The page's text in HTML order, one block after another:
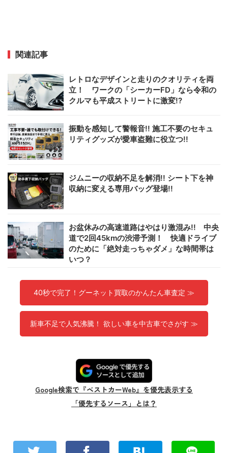
関連記事
レトロなデザインと走りのクオリティを両
立！ ワークの「シーカーFD」なら令和の
クルマも平成ストリートに激変!?
振動を感知して警報音!! 施工不要のセキュ
リティグッズが愛車盗難に役立つ!!
ジムニーの収納不足を解消!! シート下を神
収納に変える専用バッグ登場!!
お盆休みの高速道路はやはり激混み!! 中央
道で2回45kmの渋滞予測！ 快適ドライブ
のために「絶対走っちゃダメ」な時間帯は
いつ？
40秒で完了！グーネット買取のかんたん車査定 ≫
新車不足で人気沸騰！ 欲しい車を中古車でさがす ≫
Google検索で『ベストカーWeb』を優先表示する
「優先するソース」とは？